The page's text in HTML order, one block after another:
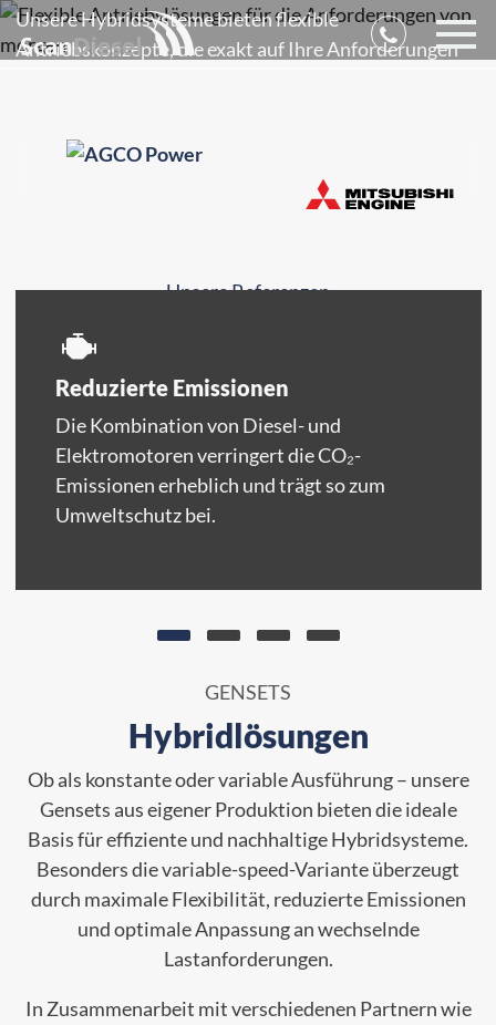
Unsere Hybridsysteme bieten flexible
Antriebskonzepte, die exakt auf Ihre Anforderungen
Elektrotechnik zu einem zuverlässigen Gesamtsystem
– für mehr Effizienz, weniger Emissionen und
Unsere Referenzen

Reduzierte Emissionen
Die Kombination von Diesel- und
Elektromotoren verringert die CO₂-
Emissionen erheblich und trägt so zum
Umweltschutz bei.
GENSETS
Hybridlösungen
Ob als konstante oder variable Ausführung – unsere
Gensets aus eigener Produktion bieten die ideale
Basis für effiziente und nachhaltige Hybridsysteme.
Besonders die variable-speed-Variante überzeugt
durch maximale Flexibilität, reduzierte Emissionen
und optimale Anpassung an wechselnde
Lastanforderungen.
In Zusammenarbeit mit verschiedenen Partnern wie